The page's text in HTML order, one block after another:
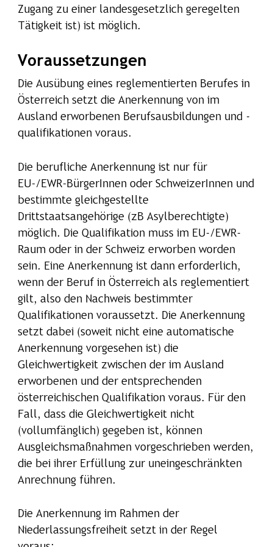
Zugang zu einer landesgesetzlich geregelten
Tätigkeit ist) ist möglich.
Voraussetzungen
Die Ausübung eines reglementierten Berufes in
Österreich setzt die Anerkennung von im
Ausland erworbenen Berufsausbildungen und -
qualifikationen voraus.
Die berufliche Anerkennung ist nur für
EU-/EWR-BürgerInnen oder SchweizerInnen und
bestimmte gleichgestellte
Drittstaatsangehörige (zB Asylberechtigte)
möglich. Die Qualifikation muss im EU-/EWR-
Raum oder in der Schweiz erworben worden
sein. Eine Anerkennung ist dann erforderlich,
wenn der Beruf in Österreich als reglementiert
gilt, also den Nachweis bestimmter
Qualifikationen voraussetzt. Die Anerkennung
setzt dabei (soweit nicht eine automatische
Anerkennung vorgesehen ist) die
Gleichwertigkeit zwischen der im Ausland
erworbenen und der entsprechenden
österreichischen Qualifikation voraus. Für den
Fall, dass die Gleichwertigkeit nicht
(vollumfänglich) gegeben ist, können
Ausgleichsmaßnahmen vorgeschrieben werden,
die bei ihrer Erfüllung zur uneingeschränkten
Anrechnung führen.
Die Anerkennung im Rahmen der
Niederlassungsfreiheit setzt in der Regel